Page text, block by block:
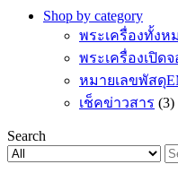
Shop by category
พระเครื่องทั้งห
พระเครื่องเปิดจ
หมายเลขพัสดุ
เช็คข่าวสาร (3)
Search